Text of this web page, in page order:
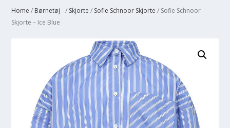
Home / Børnetøj -/ Skjorte / Sofie Schnoor Skjorte / Sofie Schnoor
Skjorte – Ice Blue